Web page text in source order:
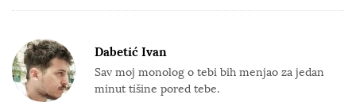
Dabetić Ivan
Sav moj monolog o tebi bih menjao za jedan
minut tišine pored tebe.